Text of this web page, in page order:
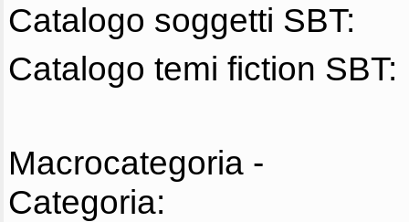
Catalogo soggetti SBT:
Catalogo temi fiction SBT:
Macrocategoria -
Categoria: